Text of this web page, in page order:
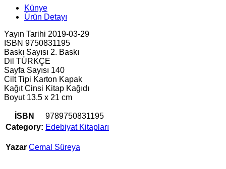
Künye
Ürün Detayı
Yayın Tarihi 2019-03-29
ISBN 9750831195
Baskı Sayısı 2. Baskı
Dil TÜRKÇE
Sayfa Sayısı 140
Cilt Tipi Karton Kapak
Kağıt Cinsi Kitap Kağıdı
Boyut 13.5 x 21 cm
İSBN
9789750831195
Category: Edebiyat Kitapları
Yazar Cemal Süreya